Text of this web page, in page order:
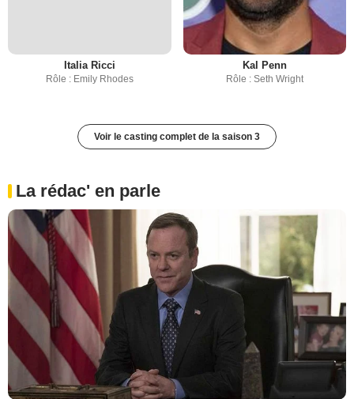
Italia Ricci
Rôle : Emily Rhodes
Kal Penn
Rôle : Seth Wright
Voir le casting complet de la saison 3
La rédac' en parle